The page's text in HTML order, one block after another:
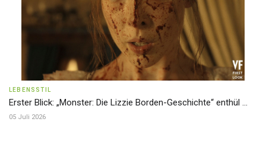
LEBENSSTIL
Erster Blick: „Monster: Die Lizzie Borden-Geschichte“ enthül ...
05 Juli 2026